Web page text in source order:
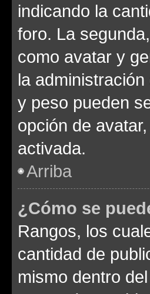
indicando la
foro. La
como avatar y
la
y peso pueden
opción de
activada.
Arriba
¿Cómo se
Rangos, los
cantidad de
mismo dentro